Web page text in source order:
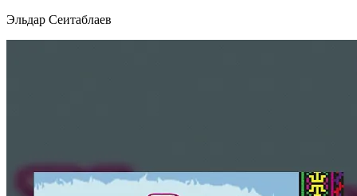
Эльдар Сеитаблаев